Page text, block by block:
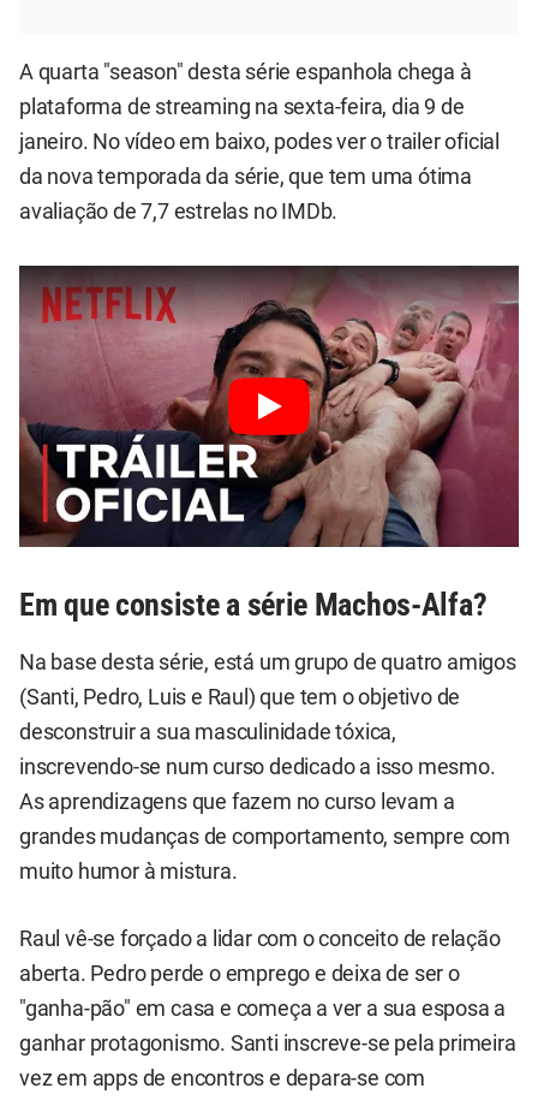
A quarta "season" desta série espanhola chega à
plataforma de streaming na sexta-feira, dia 9 de
janeiro. No vídeo em baixo, podes ver o trailer oficial
da nova temporada da série, que tem uma ótima
avaliação de 7,7 estrelas no IMDb.
Em que consiste a série Machos-Alfa?
Na base desta série, está um grupo de quatro amigos
(Santi, Pedro, Luis e Raul) que tem o objetivo de
desconstruir a sua masculinidade tóxica,
inscrevendo-se num curso dedicado a isso mesmo.
As aprendizagens que fazem no curso levam a
grandes mudanças de comportamento, sempre com
muito humor à mistura.
Raul vê-se forçado a lidar com o conceito de relação
aberta. Pedro perde o emprego e deixa de ser o
"ganha-pão" em casa e começa a ver a sua esposa a
ganhar protagonismo. Santi inscreve-se pela primeira
vez em apps de encontros e depara-se com